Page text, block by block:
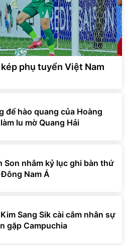
phụ tuyển Việt Nam
để hào quang của Hoàng
lu mờ Quang Hải
Son nhắm kỷ lục ghi bàn thứ
Nam Á
Sang Sik cài cắm nhân sự
gặp Campuchia